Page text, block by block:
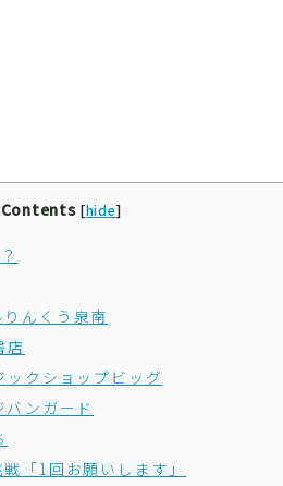
Contents [hide]
んくう泉南
店
ックショップビッグ
バンガード
「1回お願いします」